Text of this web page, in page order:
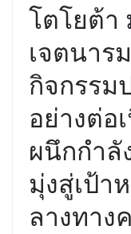
โตโยต้า
เจตนาร
กิจกรรม
อย่างต่อ
ผนึกกำลั
มุ่งสู่เป้า
ลางทาง